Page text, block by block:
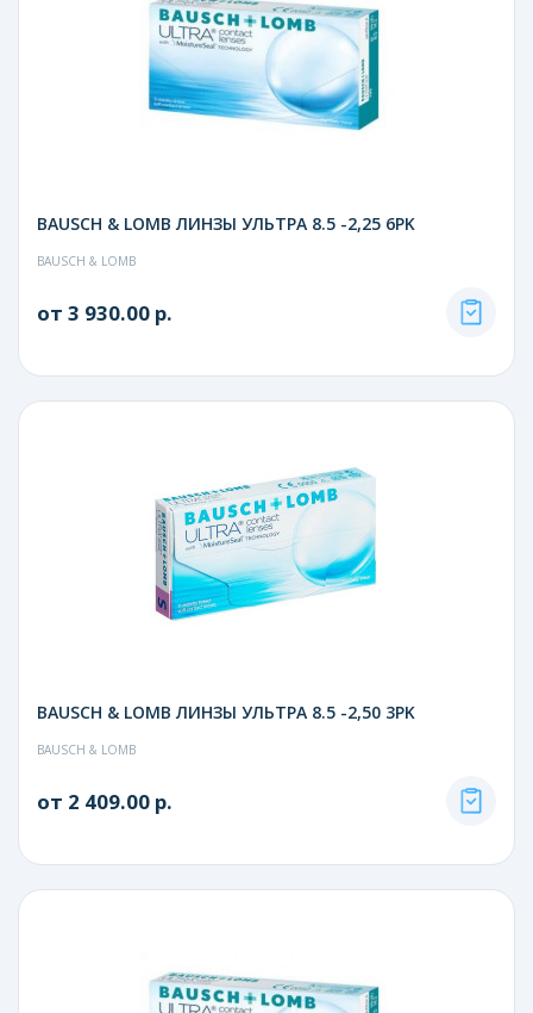
BAUSCH & LOMB ЛИНЗЫ УЛЬТРА 8.5 -2,25 6PK
BAUSCH & LOMB
от 3 930.00 р.
BAUSCH & LOMB ЛИНЗЫ УЛЬТРА 8.5 -2,50 3PK
BAUSCH & LOMB
от 2 409.00 р.